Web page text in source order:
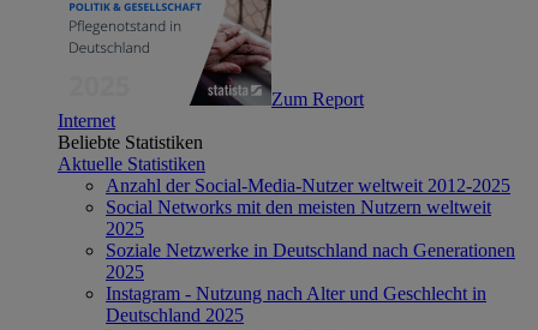
Zum Report
Internet
Beliebte Statistiken
Aktuelle Statistiken
Anzahl der Social-Media-Nutzer weltweit 2012-2025
Social Networks mit den meisten Nutzern weltweit
2025
Soziale Netzwerke in Deutschland nach Generationen
2025
Instagram - Nutzung nach Alter und Geschlecht in
Deutschland 2025